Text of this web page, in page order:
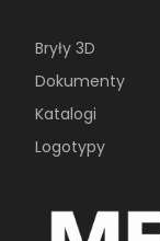
Bryły 3D
Dokumenty
Katalogi
Logotypy